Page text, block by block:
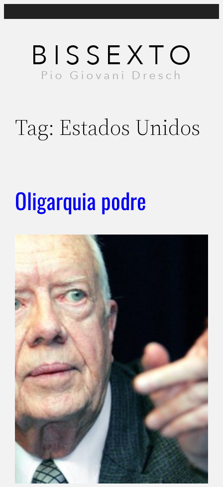
conteúdo
Tag: Estados Unidos
Oligarquia podre